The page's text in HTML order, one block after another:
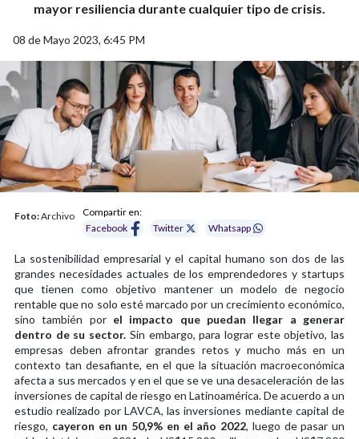
mayor resiliencia durante cualquier tipo de crisis.
08 de Mayo 2023, 6:45 PM
Foto:Archivo
Compartir en:
Facebook
Twitter Whatsapp
La sostenibilidad empresarial y el capital humano son dos de las
grandes necesidades actuales de los emprendedores y startups
que tienen como objetivo mantener un modelo de negocio
rentable que no solo esté marcado por un crecimiento económico,
sino también por el impacto que puedan llegar a generar
dentro de su sector. Sin embargo, para lograr este objetivo, las
empresas deben afrontar grandes retos y mucho más en un
contexto tan desafiante, en el que la situación macroeconómica
afecta a sus mercados y en el que se ve una desaceleración de las
inversiones de capital de riesgo en Latinoamérica. De acuerdo a un
estudio realizado por LAVCA, las inversiones mediante capital de
riesgo, cayeron en un 50,9% en el año 2022, luego de pasar un